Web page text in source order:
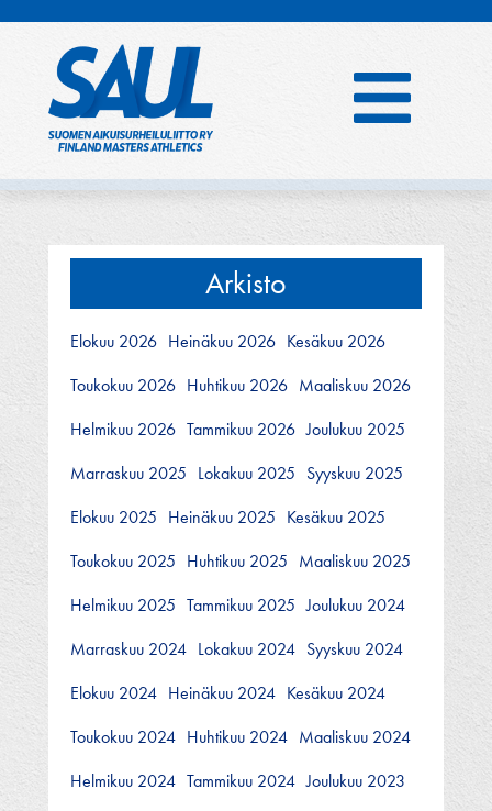
Arkisto
Elokuu 2026 Heinäkuu 2026 Kesäkuu 2026
Toukokuu 2026 Huhtikuu 2026 Maaliskuu 2026
Helmikuu 2026 Tammikuu 2026 Joulukuu 2025
Marraskuu 2025 Lokakuu 2025 Syyskuu 2025
Elokuu 2025 Heinäkuu 2025 Kesäkuu 2025
Toukokuu 2025 Huhtikuu 2025 Maaliskuu 2025
Helmikuu 2025 Tammikuu 2025 Joulukuu 2024
Marraskuu 2024 Lokakuu 2024 Syyskuu 2024
Elokuu 2024 Heinäkuu 2024 Kesäkuu 2024
Toukokuu 2024 Huhtikuu 2024 Maaliskuu 2024
Helmikuu 2024 Tammikuu 2024 Joulukuu 2023